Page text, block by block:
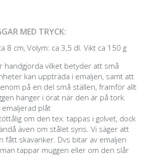
MED TRYCK:
8 cm, Volym: ca 3,5 dl. Vikt ca 150 g
handgjorda vilket betyder att små
kan uppträda i emaljen, samt att
på en del små ställen, framför allt
hänger i örat när den är på tork.
plåt
om den tex. tappas i golvet, dock
även om stålet syns. Vi säger att
fått skavanker. Dvs bitar av emaljen
tappar muggen eller om den slår